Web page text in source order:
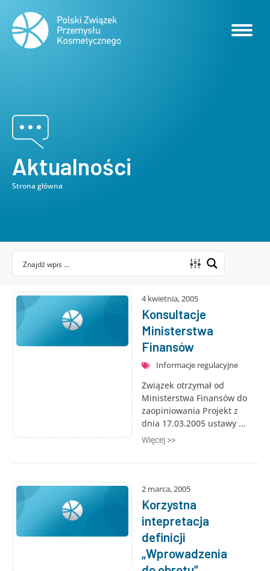
Aktualności
Jesteś tutaj:
Strona główna
4 kwietnia, 2005
Konsultacje
Ministerstwa
Finansów
Informacje regulacyjne
Związek otrzymał od
Ministerstwa Finansów do
zaopiniowania Projekt z
dnia 17.03.2005 ustawy ...
Więcej >>
2 marca, 2005
Korzystna
intepretacja
definicji
„Wprowadzenia